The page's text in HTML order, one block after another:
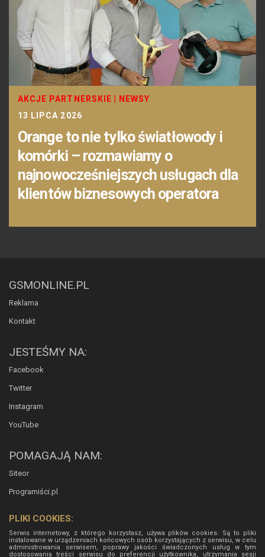
AKCJE PARTNERSKIE
NEWSY
13 LIPCA 2026
Orange to nie tylko światłowody i
komórki – rozmawiamy o
najnowocześniejszych usługach dla
klientów biznesowych operatora
GSMONLINE.PL
Reklama
Kontakt
JESTEŚMY NA:
Facebook
Twitter
Instagram
YouTube
POMAGAJĄ NAM:
Siteor
Programiści.pl
PLIKI COOKIES:
Serwis internetowy, z którego korzystasz, używa plików cookies. Są to pliki
instalowane w urządzeniach końcowych osób korzystających z serwisu, w celu
administrowania serwisem, poprawy jakości świadczonych usług w tym
dostosowania treści serwisu do preferencji użytkownika, utrzymania sesji